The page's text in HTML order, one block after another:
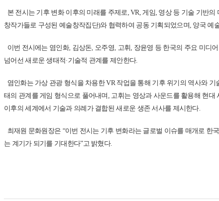
본 전시는 기후 변화 이후의 미래를 주제로, VR, 게임, 영상 등 기술 기반
창작가들로 구성된 예술창작집단)와 협력하여 공동 기획되었으며, 양국
이번 전시에는 염인화, 김상돈, 오주영, 고휘, 장윤영 등 한국의 주요 미디
넘어선 새로운 생태적·기술적 관계를 제안한다.
염인화는 가상 관광 형식을 차용한 VR 작업을 통해 기후 위기의 역사와
태의 관계를 게임 형식으로 풀어내며, 고휘는 영상과 사운드를 활용해 현대
이후의 세계에서 기술과 의례가 결합된 새로운 생존 서사를 제시한다.
최재원 문화원장은 “이번 전시는 기후 변화라는 글로벌 이슈를 매개로
는 계기가 되기를 기대한다”고 밝혔다.